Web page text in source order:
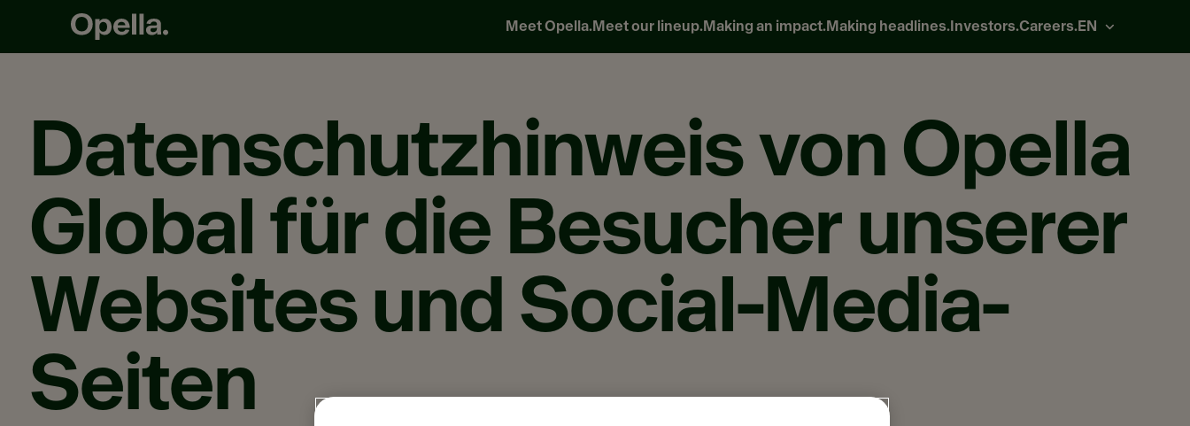
Meet Opella.Meet our lineup.Making an impact.Making headlines. Investors.Careers.EN
Datenschutzhinweis von Opella
Global für die Besucher unserer
Websites und Social-Media-
Seiten